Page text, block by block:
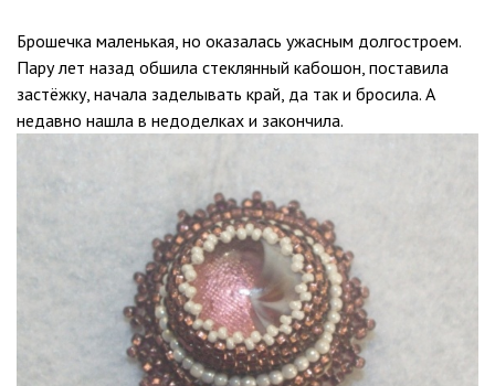
Брошечка маленькая, но оказалась ужасным долгостроем.
Пару лет назад обшила стеклянный кабошон, поставила
застёжку, начала заделывать край, да так и бросила. А
недавно нашла в недоделках и закончила.